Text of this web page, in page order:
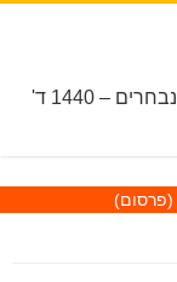
חדשות, מבזקי חדשות ומאמרים ממקורות נבחרים – 1440 ד'
(פרסום)